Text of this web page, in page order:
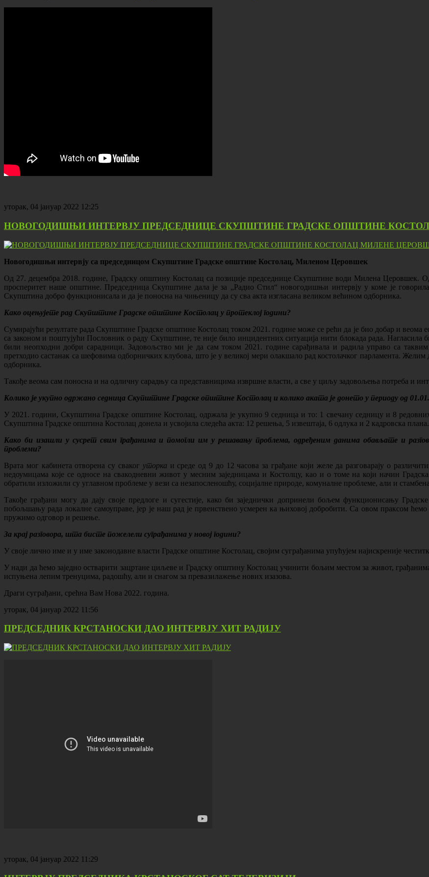
уторак, 04 јануар 2022 12:25
НОВОГОДИШЊИ ИНТЕРВЈУ ПРЕДСЕДНИЦЕ СКУПШТИНЕ ГРАДСКЕ ОПШТИНЕ
Новогодишњи интервју са председницом Скупштине Градске општине Костолац, Миленом Церовшек
Од 27. децембра 2018. године, Градску општину Костолац са позиције председнице Скупштине води Милена Церовшек.
просперитет наше општине. Председница Скупштине дала је за „Радио Стил“ новогодишњи интервју у коме је
Скупштина добро функционисала и да је поносна на чињеницу да су свa акта изгласана великом већином одборника.
Како оцењујете рад Скупштине Градске општине Костолац у протеклој години?
Сумирајући резултате рада Скупштине Градске општине Костолац током 2021. године може се рећи да је био добар и
са законом и поштујући Пословник о раду Скупштине, те није било инцидентних ситуација нити блокада рада. Нагласила
били неопходни добри сарадници. Задовољство ми је да сам током 2021. године сарађивала и радила управо са
претходио састанак са шефовима одборничких клубова, што је у великој мери олакшало рад костолачког парламента.
одборника.
Такође веома сам поносна и на одличну сарадњу са представницима извршне власти, а све у циљу задовољења потреба и
Колико је укупно одржано седница Скупштине Градске општине Костолац и колико аката је донето у периоду од
У 2021. години, Скупштина Градске општине Костолац, одржала је укупно 9 седница и то: 1 свечану седницу и 8
Скупштина Градске општина Костолац донела и усвојила следећа акта: 12 решења, 5 извештаја, 6 одлука и 2 кадровска плана.
Како би изашли у сусрет свим грађанима и помогли им у решавању проблема, одређеним данима обављате и
проблеми?
Врата мог кабинета отворена су сваког уторка и среде од 9 до 12 часова за грађане који желе да разговарају о
недоумицама које се односе на свакодневни живот у месним заједницама и Костолцу, као и о томе на који начин
обратили изложили су углавном проблеме у вези са незапосленошћу, социјалне природе, комуналне проблеме, али и
Такође грађани могу да дају своје предлоге и сугестије, како би заједнички допринели бољем функционисању
побољшању рада локалне самоуправе, јер је наш рад је првенствено усмерен ка њиховој добробити. Са овом праксом
пружимо одговор и решење.
За крај разговора, шта бисте пожелели суграђанима у новој години?
У своје лично име и у име законодавне власти Градске општине Костолац, својим суграђанима упућујем најискреније
У нади да ћемо заједно остварити зацртане циљеве и Градску општину Костолац учинити бољим местом за живот,
испуњена лепим тренуцима, радошћу, али и снагом за превазилажење нових изазова.
Драги суграђани, срећна Вам Нова 2022. година.
уторак, 04 јануар 2022 11:56
ПРЕДСЕДНИК КРСТАНОСКИ ДАО ИНТЕРВЈУ ХИТ РАДИЈУ
уторак, 04 јануар 2022 11:29